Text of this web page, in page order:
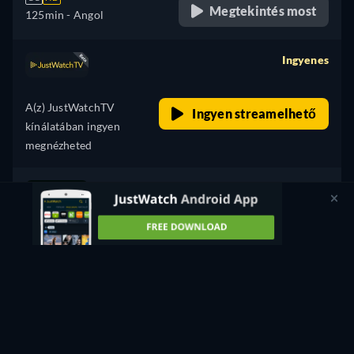
125min - Angol Megtekintés most
A(z) JustWatchTV
kínálatában ingyen
megnézheted
Ingyenes
Ingyen streamelhető
CC HD